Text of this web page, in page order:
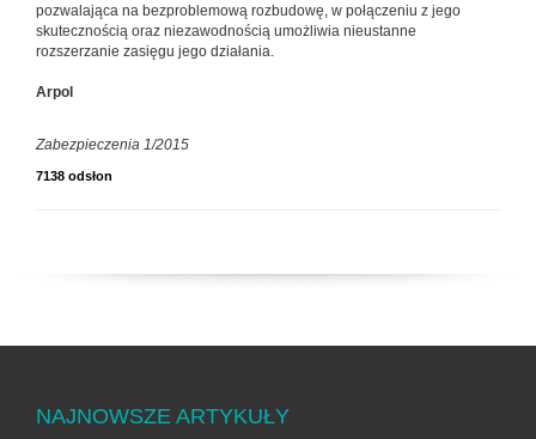
pozwalająca na bezproblemową rozbudowę, w połączeniu z jego
skutecznością oraz niezawodnością umożliwia nieustanne
rozszerzanie zasięgu jego działania.
Arpol
Zabezpieczenia 1/2015
7138 odsłon
NAJNOWSZE ARTYKUŁY